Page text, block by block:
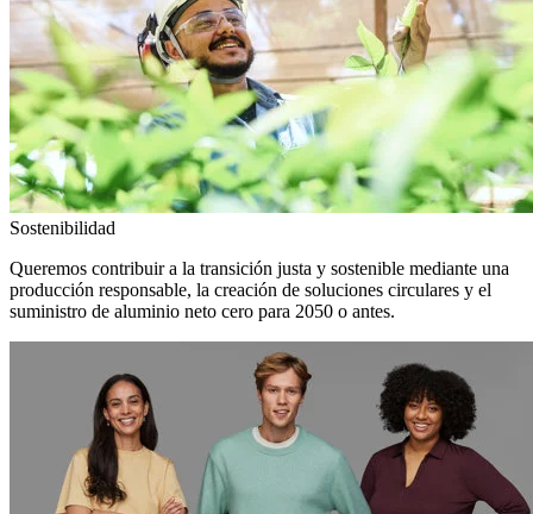
Sostenibilidad
Queremos contribuir a la transición justa y sostenible mediante una
producción responsable, la creación de soluciones circulares y el
suministro de aluminio neto cero para 2050 o antes.